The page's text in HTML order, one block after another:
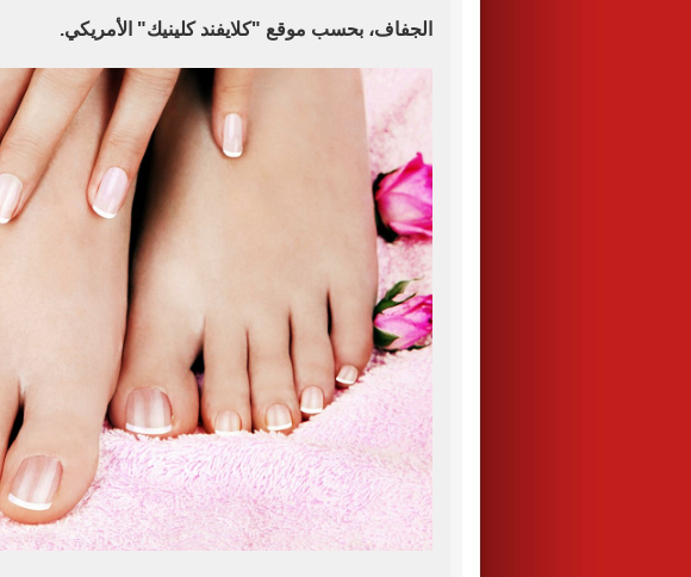
الجفاف، بحسب موقع "كلايفند كلينيك" الأمريكي.